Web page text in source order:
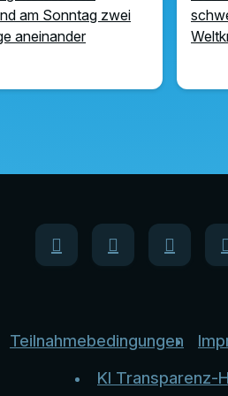
am Sonntag zwei
aneinander
Teilnahmebedingungen
KI Transparenz-